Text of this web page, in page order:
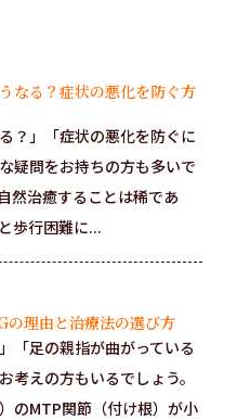
なる？症状の悪化を防ぐ方
？」「症状の悪化を防ぐに
疑問をお持ちの方も多いで
然治癒することは稀であ
歩行困難に...
の理由と治療法の選び方
「足の親指が曲がっている
考えの方もいるでしょう。
のMTP関節（付け根）が小